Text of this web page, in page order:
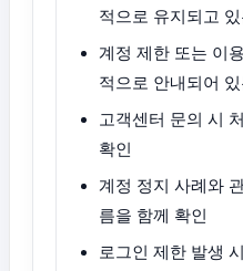
적으로 유지되고
계정 제한 또는 이
적으로 안내되어
고객센터 문의 시
확인
계정 정지 사례와
름을 함께 확인
로그인 제한 발생